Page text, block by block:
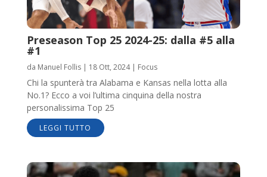
Preseason Top 25 2024-25: dalla #5 alla
#1
da Manuel Follis| 18 Ott, 2024| Focus
Chi la spunterà tra Alabama e Kansas nella lotta alla
No.1? Ecco a voi l’ultima cinquina della nostra
personalissima Top 25
LEGGI TUTTO